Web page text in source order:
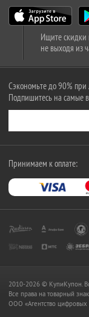
Ищите скидки
не выходя из
Сэкономьте до 90%
Подпишитесь на самые
Принимаем к оплате:
2010-2026 © КупиКупон.
Все права на товарный
OOO «Агентство